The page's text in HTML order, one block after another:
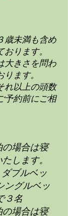
歳未満も含め
ります。
大きさを問わ
ます。
れ以上の頭数
予約前にご相
の場合は寝
します。
ダブルベッ
ングルベッ
３名
の場合は寝